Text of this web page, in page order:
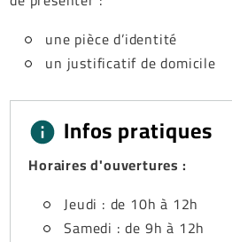
une pièce d’identité
un justificatif de domicile
Infos pratiques
Horaires d'ouvertures :
Jeudi : de 10h à 12h
Samedi : de 9h à 12h